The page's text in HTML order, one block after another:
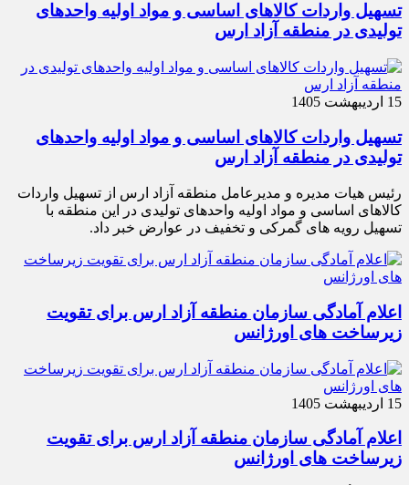
تسهیل واردات کالاهای اساسی و مواد اولیه واحدهای
تولیدی در منطقه آزاد ارس
15 اردیبهشت 1405
تسهیل واردات کالاهای اساسی و مواد اولیه واحدهای
تولیدی در منطقه آزاد ارس
رئیس هیات مدیره و مدیرعامل منطقه آزاد ارس از تسهیل واردات
کالاهای اساسی و مواد اولیه واحدهای تولیدی در این منطقه با
تسهیل رویه های گمرکی و تخفیف در عوارض خبر داد.
اعلام آمادگی سازمان منطقه آزاد ارس برای تقویت
زیرساخت‌ های اورژانس
15 اردیبهشت 1405
اعلام آمادگی سازمان منطقه آزاد ارس برای تقویت
زیرساخت‌ های اورژانس